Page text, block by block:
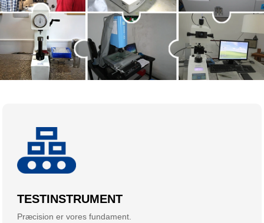
TESTINSTRUMENT
Præcision er vores fundament.